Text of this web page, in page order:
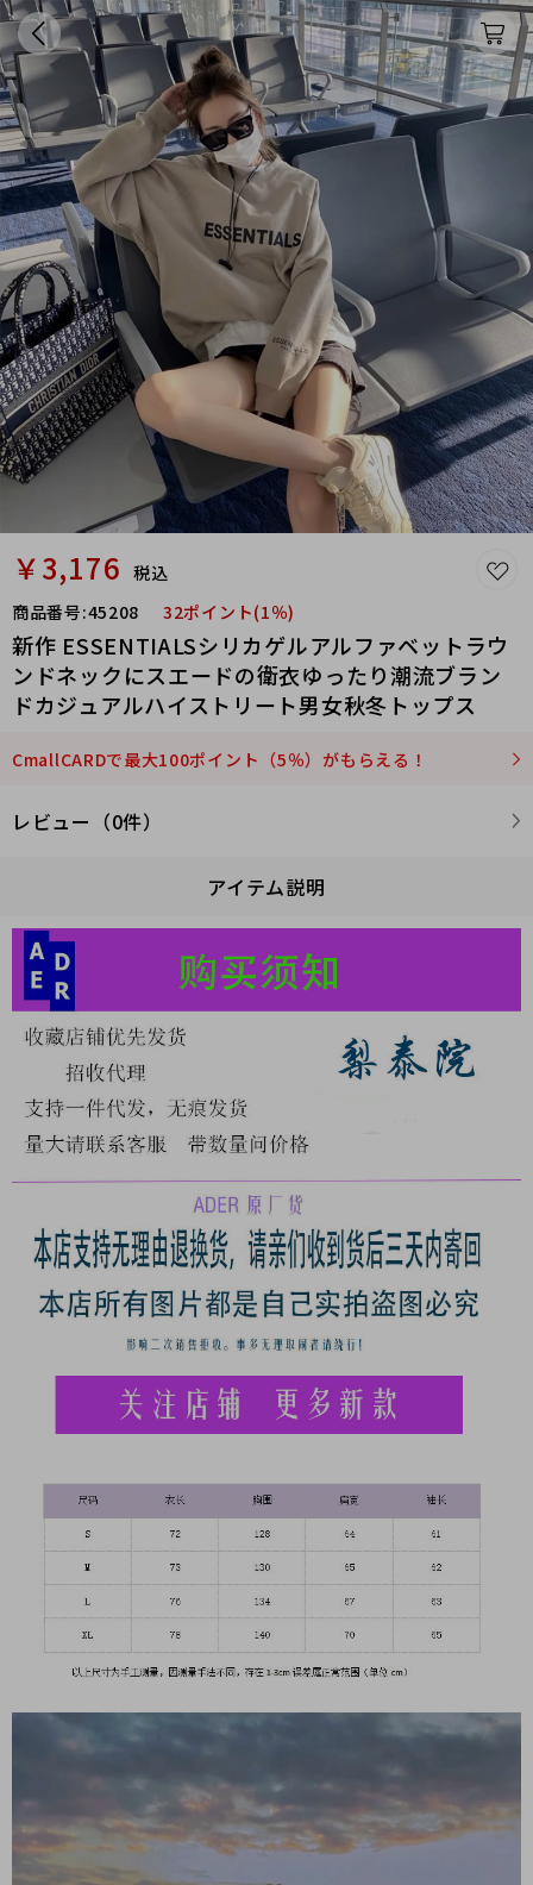
￥3,176 税込
商品番号:45208 32ポイント(1％)
新作 ESSENTIALSシリカゲルアルファベットラウ
ンドネックにスエードの衛衣ゆったり潮流ブラン
ドカジュアルハイストリート男女秋冬トップス
CmallCARDで最大100ポイント（5％）がもらえる！
レビュー（0件）
アイテム説明